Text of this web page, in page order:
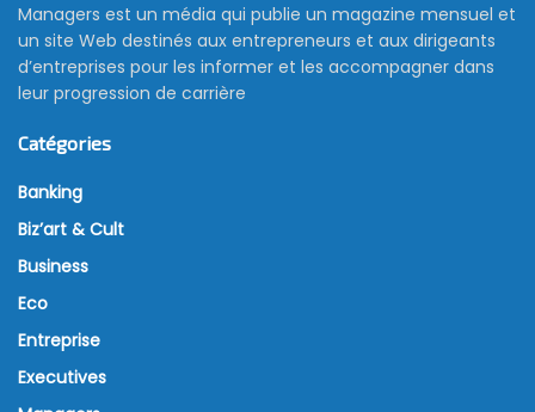
Managers est un média qui publie un magazine mensuel et
un site Web destinés aux entrepreneurs et aux dirigeants
d’entreprises pour les informer et les accompagner dans
leur progression de carrière
Catégories
Banking
Biz’art & Cult
Business
Eco
Entreprise
Executives